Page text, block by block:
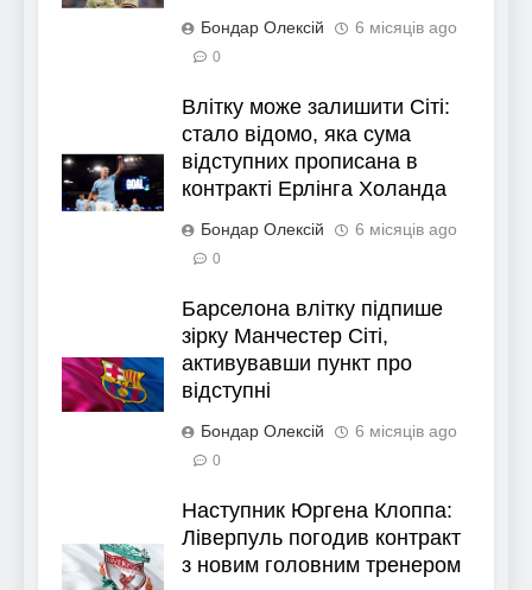
Бондар Олексій 6 місяців ago
0
Влітку може залишити Сіті:
стало відомо, яка сума
відступних прописана в
контракті Ерлінга Холанда
Бондар Олексій 6 місяців ago
0
Барселона влітку підпише
зірку Манчестер Сіті,
активувавши пункт про
відступні
Бондар Олексій 6 місяців ago
0
Наступник Юргена Клоппа:
Ліверпуль погодив контракт
з новим головним тренером